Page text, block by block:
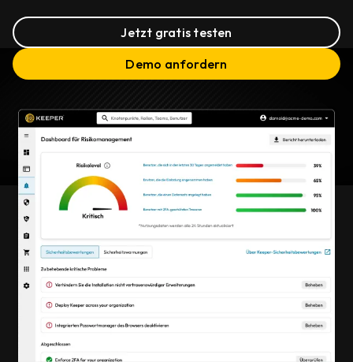
Jetzt gratis testen
Demo anfordern